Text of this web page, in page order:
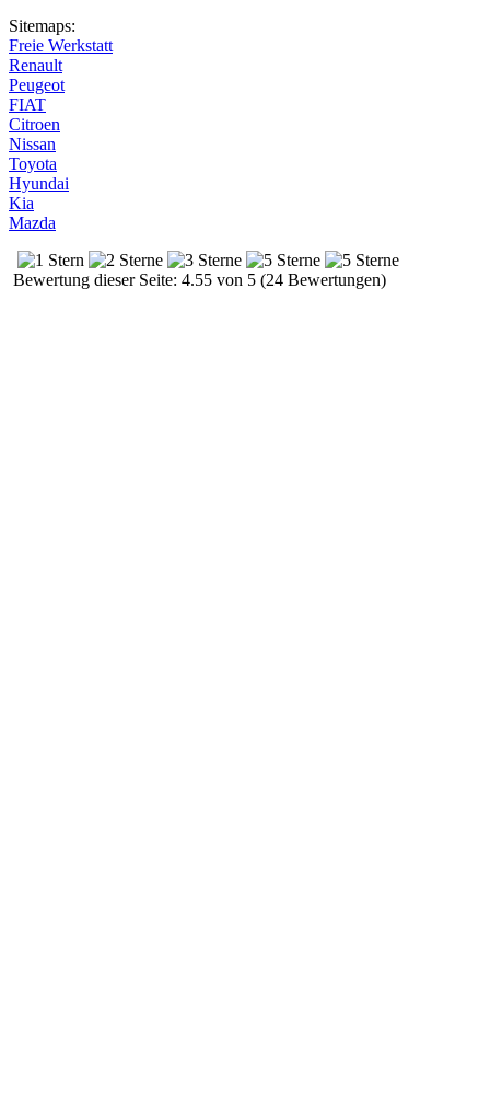
Sitemaps:
Freie Werkstatt
Renault
Peugeot
FIAT
Citroen
Nissan
Toyota
Hyundai
Kia
Mazda
Bewertung dieser Seite: 4.55 von 5 (24 Bewertungen)